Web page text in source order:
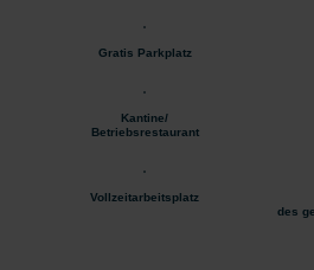
Gratis Parkplatz
Kantine/
Betriebsrestaurant
Vollzeitarbeitsplatz
des